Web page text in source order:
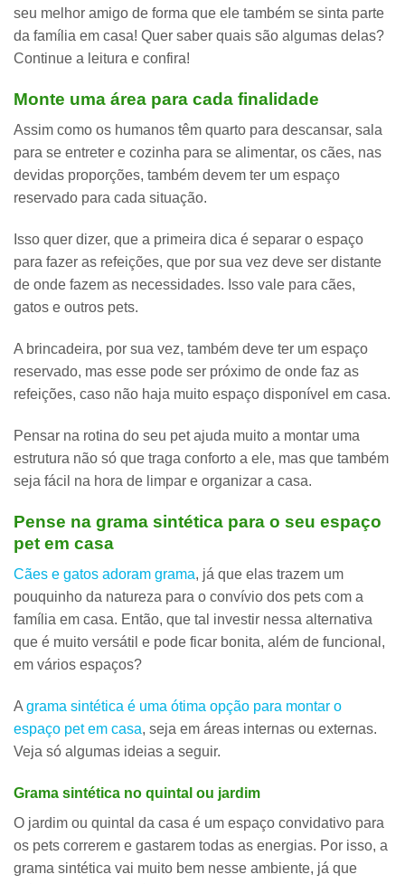
seu melhor amigo de forma que ele também se sinta parte
da família em casa! Quer saber quais são algumas delas?
Continue a leitura e confira!
Monte uma área para cada finalidade
Assim como os humanos têm quarto para descansar, sala
para se entreter e cozinha para se alimentar, os cães, nas
devidas proporções, também devem ter um espaço
reservado para cada situação.
Isso quer dizer, que a primeira dica é separar o espaço
para fazer as refeições, que por sua vez deve ser distante
de onde fazem as necessidades. Isso vale para cães,
gatos e outros pets.
A brincadeira, por sua vez, também deve ter um espaço
reservado, mas esse pode ser próximo de onde faz as
refeições, caso não haja muito espaço disponível em casa.
Pensar na rotina do seu pet ajuda muito a montar uma
estrutura não só que traga conforto a ele, mas que também
seja fácil na hora de limpar e organizar a casa.
Pense na grama sintética para o seu espaço
pet em casa
Cães e gatos adoram grama, já que elas trazem um
pouquinho da natureza para o convívio dos pets com a
família em casa. Então, que tal investir nessa alternativa
que é muito versátil e pode ficar bonita, além de funcional,
em vários espaços?
A grama sintética é uma ótima opção para montar o
espaço pet em casa, seja em áreas internas ou externas.
Veja só algumas ideias a seguir.
Grama sintética no quintal ou jardim
O jardim ou quintal da casa é um espaço convidativo para
os pets correrem e gastarem todas as energias. Por isso, a
grama sintética vai muito bem nesse ambiente, já que